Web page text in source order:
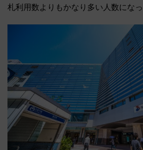
札利用数よりもかなり多い人数になっ